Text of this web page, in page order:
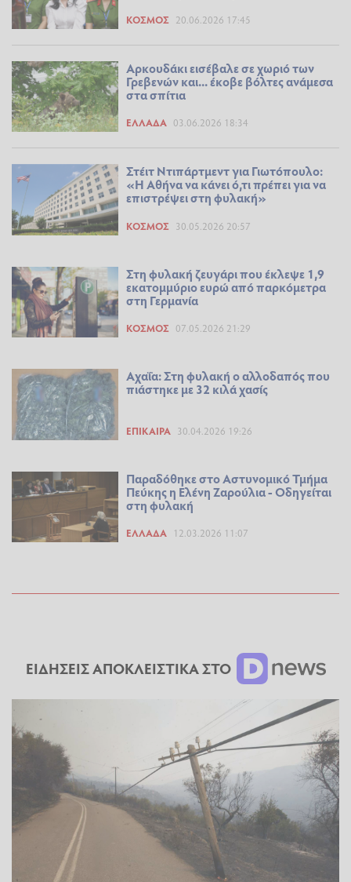
ΚΌΣΜΟΣ 20.06.2026 17:45
Αρκουδάκι εισέβαλε σε χωριό των
Γρεβενών και... έκοβε βόλτες ανάμεσα
στα σπίτια
ΕΛΛΆΔΑ 03.06.2026 18:34
Στέιτ Ντιπάρτμεντ για Γιωτόπουλο:
«Η Αθήνα να κάνει ό,τι πρέπει για να
επιστρέψει στη φυλακή»
ΚΌΣΜΟΣ 30.05.2026 20:57
Στη φυλακή ζευγάρι που έκλεψε 1,9
εκατομμύριο ευρώ από παρκόμετρα
στη Γερμανία
ΚΌΣΜΟΣ 07.05.2026 21:29
Αχαΐα: Στη φυλακή ο αλλοδαπός που
πιάστηκε με 32 κιλά χασίς
ΕΠΊΚΑΙΡΑ 30.04.2026 19:26
Παραδόθηκε στο Αστυνομικό Τμήμα
Πεύκης η Ελένη Ζαρούλια - Οδηγείται
στη φυλακή
ΕΛΛΆΔΑ 12.03.2026 11:07
ΕΙΔΗΣΕΙΣ ΑΠΟΚΛΕΙΣΤΙΚΑ ΣΤΟ